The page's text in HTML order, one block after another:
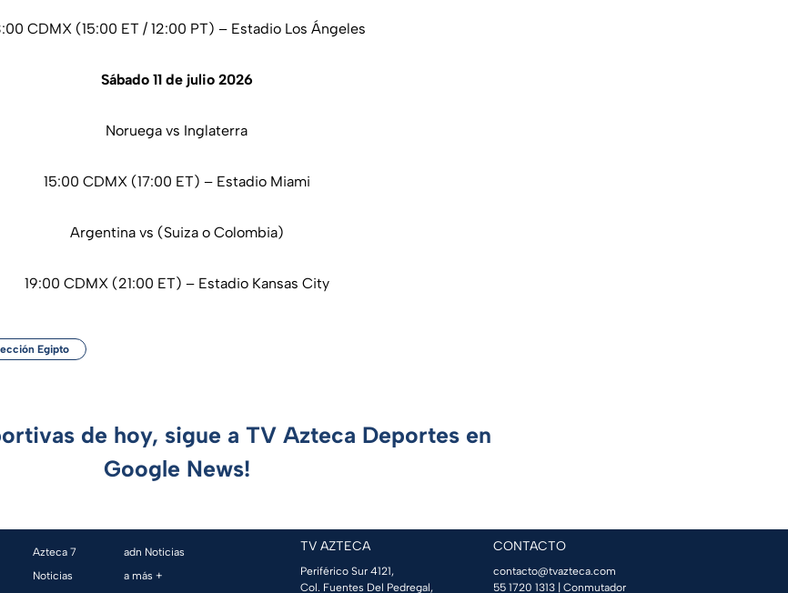
CDMX (15:00 ET / 12:00 PT) – Estadio Los Ángeles
Sábado 11 de julio 2026
Noruega vs Inglaterra
15:00 CDMX (17:00 ET) – Estadio Miami
Argentina vs (Suiza o Colombia)
19:00 CDMX (21:00 ET) – Estadio Kansas City
Egipto
de hoy, sigue a TV Azteca Deportes en
Google News!
Azteca 7
Noticias
adn Noticias
a más +
TV AZTECA
Periférico Sur 4121,
Col. Fuentes Del Pedregal,
CONTACTO
contacto@tvazteca.com
55 1720 1313 | Conmutador